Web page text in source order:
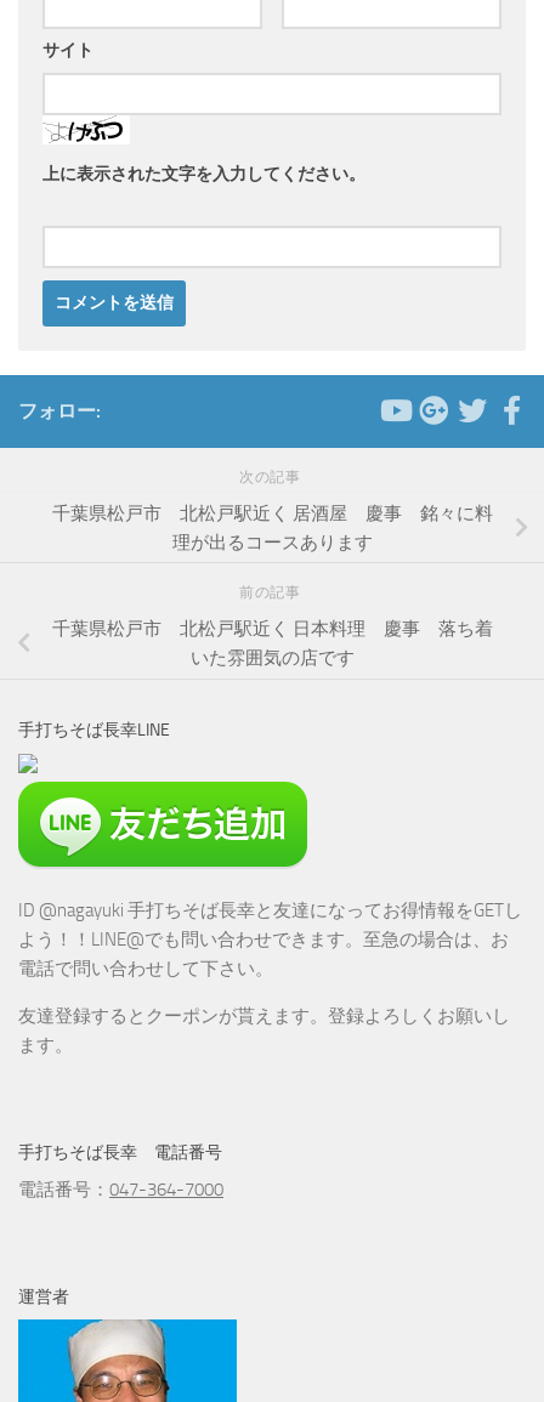
サイト
上に表示された文字を入力してください。
フォロー:
次の記事
千葉県松戸市 北松戸駅近く 居酒屋 慶事 銘々に料
理が出るコースあります
前の記事
千葉県松戸市 北松戸駅近く 日本料理 慶事 落ち着
いた雰囲気の店です
手打ちそば長幸LINE
ID @nagayuki 手打ちそば長幸と友達になってお得情報をGETし
よう！！LINE@でも問い合わせできます。至急の場合は、お
電話で問い合わせして下さい。
友達登録するとクーポンが貰えます。登録よろしくお願いし
ます。
手打ちそば長幸 電話番号
電話番号： 047-364-7000
運営者